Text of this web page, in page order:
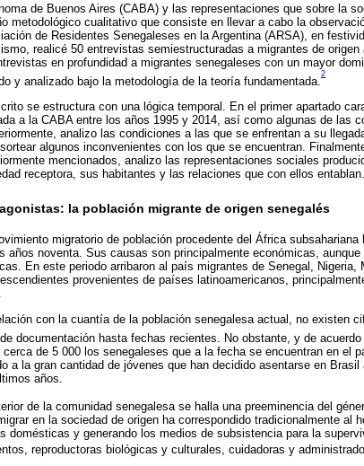
de Buenos Aires (CABA) y las representaciones que sobre la
metodológico cualitativo que consiste en llevar a cabo la
de Residentes Senegaleses en la Argentina (ARSA), en
realicé 50 entrevistas semiestructuradas a migrantes de
en profundidad a migrantes senegaleses con un mayor
y analizado bajo la metodología de la teoría fundamentada.
2
se estructura con una lógica temporal. En el primer apartado
a la CABA entre los años 1995 y 2014, así como algunas de las
analizo las condiciones a las que se enfrentan a su
algunos inconvenientes con los que se encuentran.
mencionados, analizo las representaciones sociales
receptora, sus habitantes y las relaciones que con ellos entablan.
la población migrante de origen senegalés
migratorio de población procedente del África subsahariana
años noventa. Sus causas son principalmente económicas,
En este periodo arribaron al país migrantes de Senegal,
provenientes de países latinoamericanos,
con la cuantía de la población senegalesa actual, no existen
documentación hasta fechas recientes. No obstante, y de
cerca de 5 000 los senegaleses que a la fecha se encuentran en el
a la gran cantidad de jóvenes que han decidido asentarse en
años.
de la comunidad senegalesa se halla una preeminencia del
en la sociedad de origen ha correspondido tradicionalmente al
domésticas y generando los medios de subsistencia para la
reproductoras biológicas y culturales, cuidadoras y